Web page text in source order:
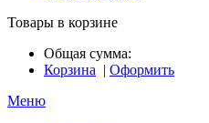
Товары в корзине
Общая сумма:
Корзина | Оформить
Меню